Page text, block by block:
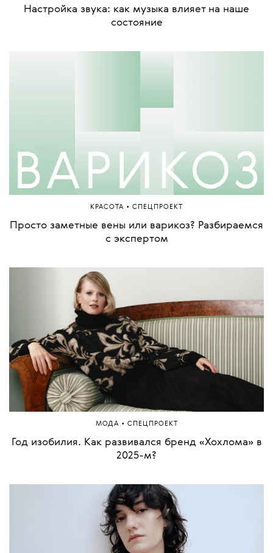
КАРЬЕРА• СПЕЦПРОЕКТ
ОБРАЗ ЖИЗНИ• СПЕЦПРОЕКТ
Настройка звука: как музыка влияет на наше
состояние
КРАСОТА• СПЕЦПРОЕКТ
Просто заметные вены или варикоз? Разбираемся
с экспертом